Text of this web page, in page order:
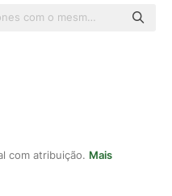
com atribuição. Mais